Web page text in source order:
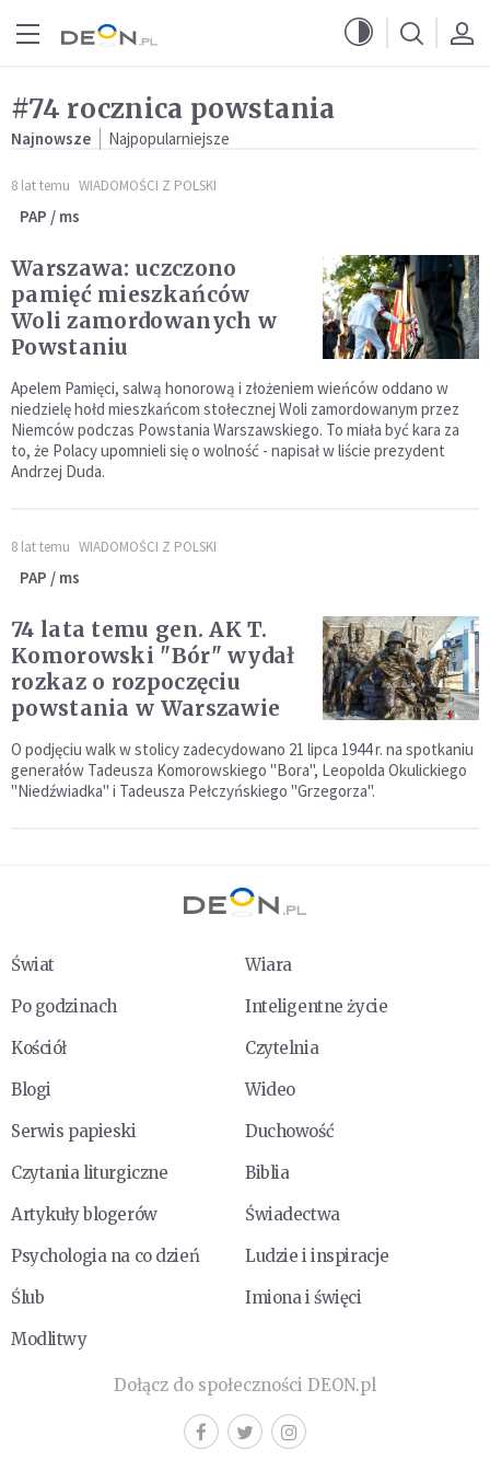
#74 rocznica powstania
Najnowsze Najpopularniejsze
8 lat temu WIADOMOŚCI Z POLSKI
PAP / ms
Warszawa: uczczono
pamięć mieszkańców
Woli zamordowanych w
Powstaniu
Apelem Pamięci, salwą honorową i złożeniem wieńców oddano w
niedzielę hołd mieszkańcom stołecznej Woli zamordowanym przez
Niemców podczas Powstania Warszawskiego. To miała być kara za
to, że Polacy upomnieli się o wolność - napisał w liście prezydent
Andrzej Duda.
8 lat temu WIADOMOŚCI Z POLSKI
PAP / ms
74 lata temu gen. AK T.
Komorowski "Bór" wydał
rozkaz o rozpoczęciu
powstania w Warszawie
O podjęciu walk w stolicy zadecydowano 21 lipca 1944 r. na spotkaniu
generałów Tadeusza Komorowskiego "Bora", Leopolda Okulickiego
"Niedźwiadka" i Tadeusza Pełczyńskiego "Grzegorza".
Świat
Wiara
Po godzinach
Inteligentne życie
Kościół
Czytelnia
Blogi
Wideo
Serwis papieski
Duchowość
Czytania liturgiczne
Biblia
Artykuły blogerów
Świadectwa
Psychologia na co dzień
Ludzie i inspiracje
Ślub
Imiona i święci
Modlitwy
Dołącz do społeczności DEON.pl